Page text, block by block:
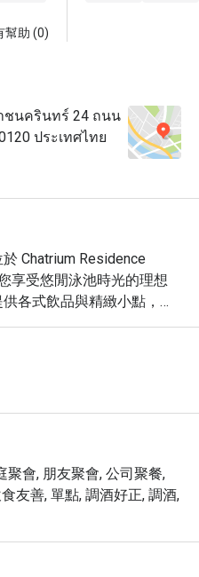
幫助 (0)
ชนครินทร์ 24 ถนน
ประเทศไทย
Chatrium Residence
享受悠閒泳池時光的理想
各式飲品與精緻小點，是
佳選擇。
Flow Oasis Pool Lounge
服務，以及令人陶醉的雞
或是夜晚的熱情派對，都
5 折優惠，以超值價格體
獨特魅力，盡情享受曼谷的
聚會, 朋友聚會, 公司聚餐,
友善, 單點, 調酒好正, 調酒,